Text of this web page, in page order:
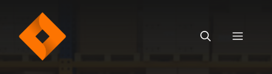
contenu